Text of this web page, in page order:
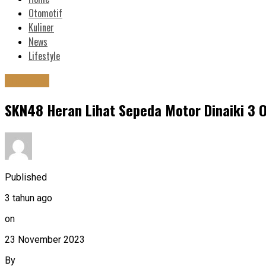
Otomotif
Kuliner
News
Lifestyle
SKN48 Heran Lihat Sepeda Motor Dinaiki 3
Published
3 tahun ago
on
23 November 2023
By